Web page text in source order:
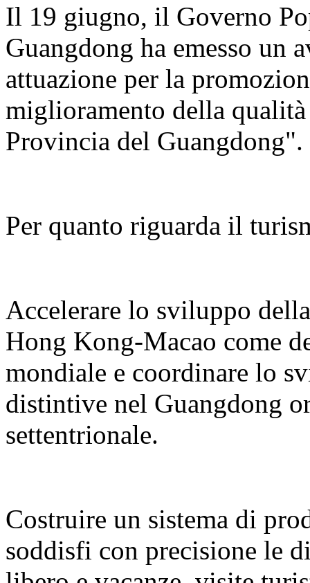
Il 19 giugno, il Governo
Guangdong ha emesso un
attuazione per la
miglioramento della
Provincia del Guangdong".
Per quanto riguarda il
Accelerare lo sviluppo
Hong Kong-Macao come
mondiale e coordinare lo
distintive nel Guangdong
settentrionale.
Costruire un sistema di
soddisfi con precisione le